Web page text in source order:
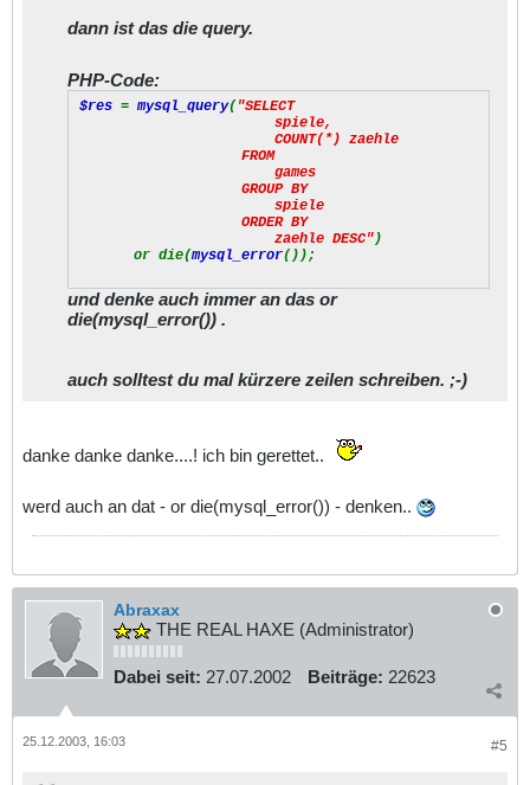
dann ist das die query.
PHP-Code:
$res = mysql_query( "SELECT
spiele,
COUNT(*) zaehle
FROM
games
GROUP BY
spiele
ORDER BY
zaehle DESC")
or die(mysql_error());
und denke auch immer an das or
die(mysql_error()) .
auch solltest du mal kürzere zeilen schreiben. ;-)
danke danke danke....! ich bin gerettet..
werd auch an dat - or die(mysql_error()) - denken..
Abraxax
THE REAL HAXE (Administrator)
Dabei seit: 27.07.2002 Beiträge: 22623
#5
25.12.2003, 16:03